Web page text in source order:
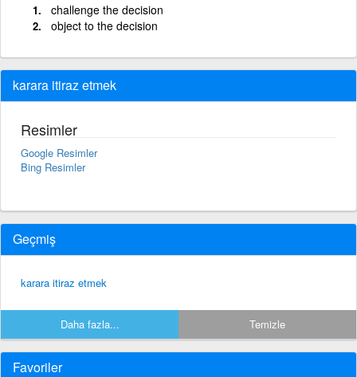
challenge the decision
object to the decision
karara itiraz etmek
Resimler
Google Resimler
Bing Resimler
Geçmiş
karara itiraz etmek
Daha fazla... Temizle
Favoriler